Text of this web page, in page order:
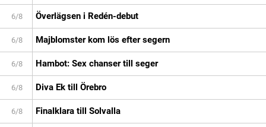
6/8 Överlägsen i Redén-debut
6/8 Majblomster kom lös efter segern
6/8 Hambot: Sex chanser till seger
6/8 Diva Ek till Örebro
6/8 Finalklara till Solvalla